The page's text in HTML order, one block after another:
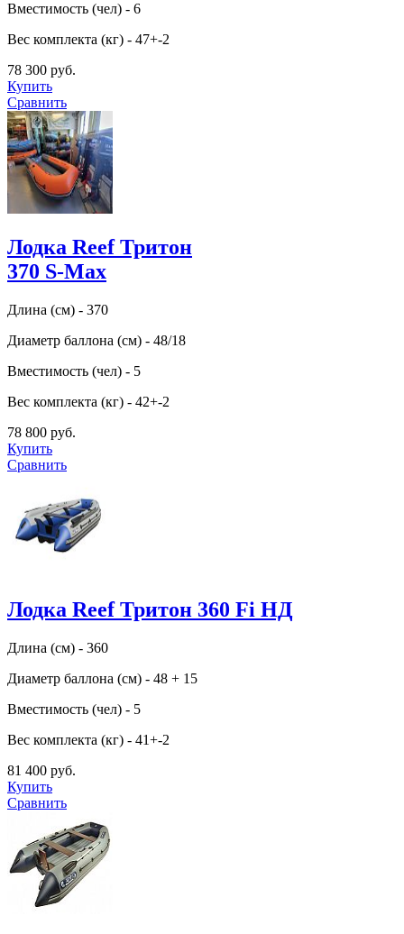
Вместимость (чел) - 6
Вес комплекта (кг) - 47+-2
78 300 руб.
Купить
Сравнить
Лодка Reef Тритон
370 S-Max
Длина (см) - 370
Диаметр баллона (см) - 48/18
Вместимость (чел) - 5
Вес комплекта (кг) - 42+-2
78 800 руб.
Купить
Сравнить
Лодка Reef Тритон 360 Fi НД
Длина (см) - 360
Диаметр баллона (см) - 48 + 15
Вместимость (чел) - 5
Вес комплекта (кг) - 41+-2
81 400 руб.
Купить
Сравнить